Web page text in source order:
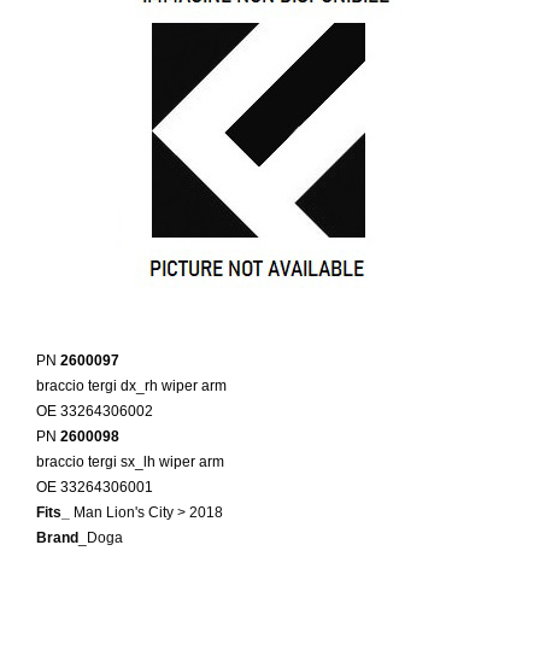
PN 2600097
braccio tergi dx_rh wiper arm
OE 33264306002
PN 2600098
braccio tergi sx_lh wiper arm
OE 33264306001
Fits_
Man Lion's City > 2018
Brand
_Doga